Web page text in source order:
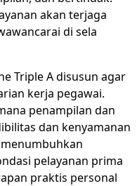
akan terjaga
di sela
Triple A disusun agar
kerja pegawai.
penampilan dan
dan kenyamanan
pelayanan prima
praktis personal